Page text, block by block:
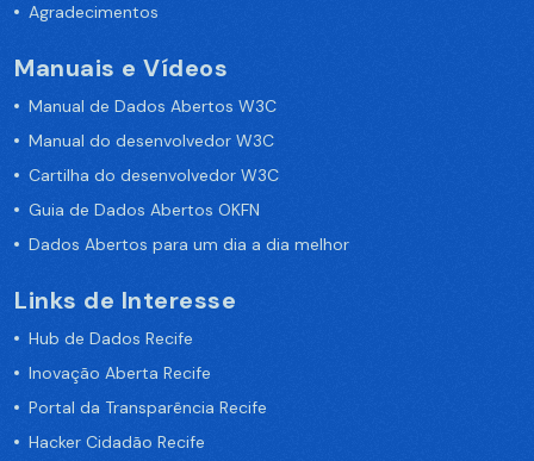
Agradecimentos
Manuais e Vídeos
Manual de Dados Abertos W3C
Manual do desenvolvedor W3C
Cartilha do desenvolvedor W3C
Guia de Dados Abertos OKFN
Dados Abertos para um dia a dia melhor
Links de Interesse
Hub de Dados Recife
Inovação Aberta Recife
Portal da Transparência Recife
Hacker Cidadão Recife